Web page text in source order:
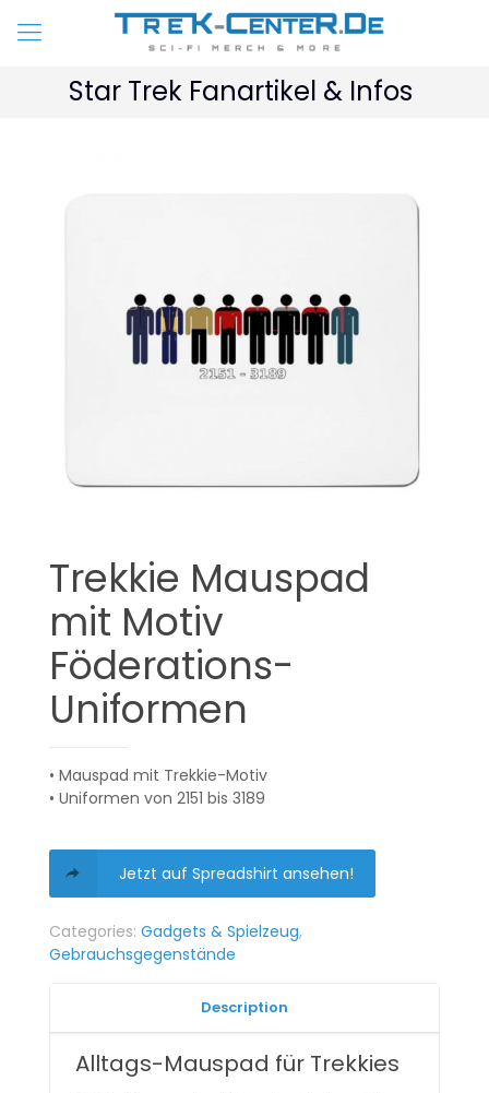
Star Trek Fanartikel & Infos
Trekkie Mauspad
mit Motiv
Föderations-
Uniformen
• Mauspad mit Trekkie-Motiv
• Uniformen von 2151 bis 3189
Jetzt auf Spreadshirt ansehen!
Categories: Gadgets & Spielzeug,
Gebrauchsgegenstände
Description
Alltags-Mauspad für Trekkies